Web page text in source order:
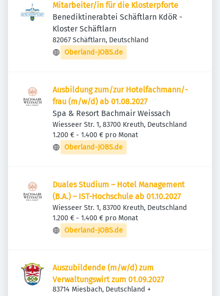
Mitarbeiter/in für die Klosterpforte
Benediktinerabtei Schäftlarn KdöR -
Kloster Schäftlarn
82067 Schäftlarn, Deutschland
Oberland-JOBS.de
Ausbildung zum/zur Hotelfachmann/-
frau (m/w/d) ab 01.08.2027
Spa & Resort Bachmair Weissach
Wiesseer Str. 1, 83700 Kreuth, Deutschland
1.200 € - 1.400 € pro Monat
Oberland-JOBS.de
Duales Studium – Hotel Management
(B.A.) – IST-Hochschule ab 01.10.2027
Wiesseer Str. 1, 83700 Kreuth, Deutschland
1.200 € - 1.400 € pro Monat
Oberland-JOBS.de
Auszubildende (m/w/d) zum
Verwaltungswirt zum 01.09.2027
83714 Miesbach, Deutschland +